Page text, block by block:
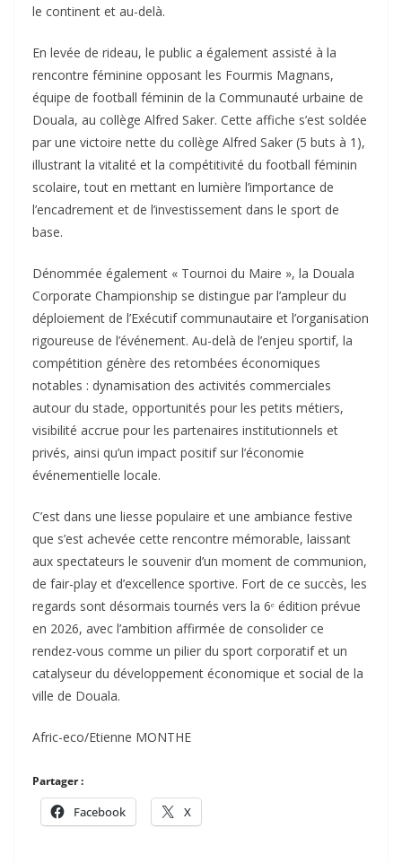
le continent et au-delà.
En levée de rideau, le public a également assisté à la
rencontre féminine opposant les Fourmis Magnans,
équipe de football féminin de la Communauté urbaine de
Douala, au collège Alfred Saker. Cette affiche s’est soldée
par une victoire nette du collège Alfred Saker (5 buts à 1),
illustrant la vitalité et la compétitivité du football féminin
scolaire, tout en mettant en lumière l’importance de
l’encadrement et de l’investissement dans le sport de
base.
Dénommée également « Tournoi du Maire », la Douala
Corporate Championship se distingue par l’ampleur du
déploiement de l’Exécutif communautaire et l’organisation
rigoureuse de l’événement. Au-delà de l’enjeu sportif, la
compétition génère des retombées économiques
notables : dynamisation des activités commerciales
autour du stade, opportunités pour les petits métiers,
visibilité accrue pour les partenaires institutionnels et
privés, ainsi qu’un impact positif sur l’économie
événementielle locale.
C’est dans une liesse populaire et une ambiance festive
que s’est achevée cette rencontre mémorable, laissant
aux spectateurs le souvenir d’un moment de communion,
de fair-play et d’excellence sportive. Fort de ce succès, les
regards sont désormais tournés vers la 6ᵉ édition prévue
en 2026, avec l’ambition affirmée de consolider ce
rendez-vous comme un pilier du sport corporatif et un
catalyseur du développement économique et social de la
ville de Douala.
Afric-eco/Etienne MONTHE
Partager :
Facebook X